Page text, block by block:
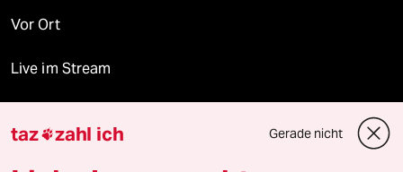
Vor Ort
Live im Stream
taz zahl ich Gerade nicht